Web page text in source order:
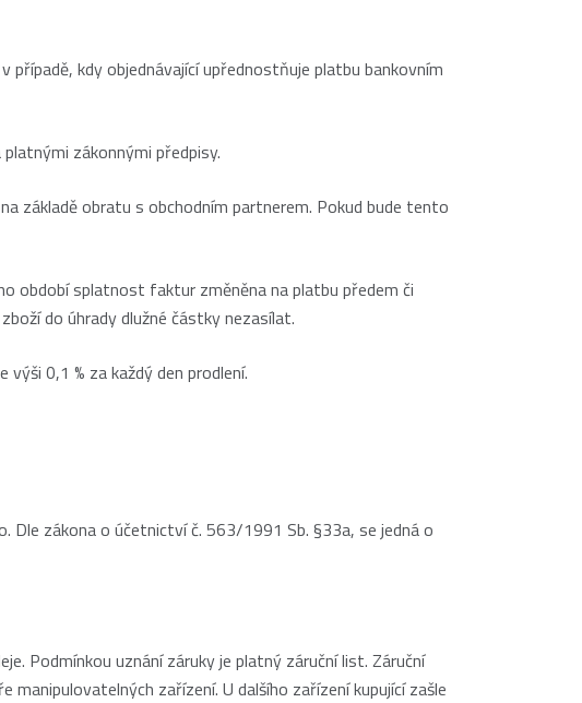
kdy objednávající upřednostňuje platbu bankovním
zákonnými předpisy.
základě obratu s obchodním partnerem. Pokud bude tento
období splatnost faktur změněna na platbu předem či
do úhrady dlužné částky nezasílat.
0,1 % za každý den prodlení.
Dle zákona o účetnictví č. 563/1991 Sb. §33a, se jedná o
Podmínkou uznání záruky je platný záruční list. Záruční
zařízení. U dalšího zařízení kupující zašle